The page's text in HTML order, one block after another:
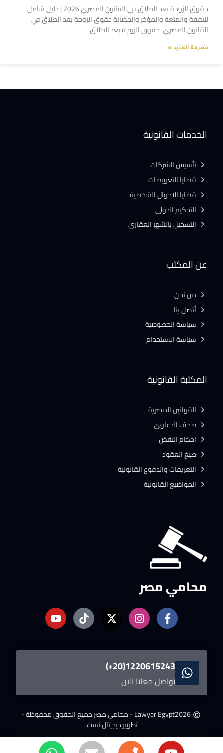
حقوق الزوجة بعد الطلاق في القانون المصري 2026 | دليل شامل
للنفقة والمتعة والمؤخر والحضانة حقوق الزوجة بعد الطلاق في
القانون المصري حقوق الزوجة بعد الطلاق
معرفة المزيد »
محامي مصر
1220615243(20+)
تواصل معانا الان
2026Lawyer Egypt - محامى مصر.
جميع الحقوق محفوظة -
تطوير ديجيتال نست.
المكتبة القانونية
القوانين المصرية
صحف الدعاوى
احكام النقض
صيغ العقود
التعريفات والدفوع القانونية
المواضيع القانونية
عن المكتب
من نحن
أتصل بنا
سياسة الخصوصية
سياسة الاستخدام
الخدمات القانونية
تأسيس الشركات
قضايا التعويضات
قضايا الاحوال الشخصية
التحكيم الدولى
التسجيل بالشهر العقارى